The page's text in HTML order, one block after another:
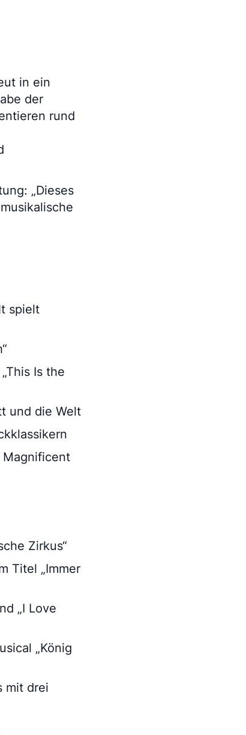
in ein
der
rund
„Dieses
spielt
Is the
und die Welt
Magnificent
Zirkus“
Titel „Immer
„I Love
„König
mit drei